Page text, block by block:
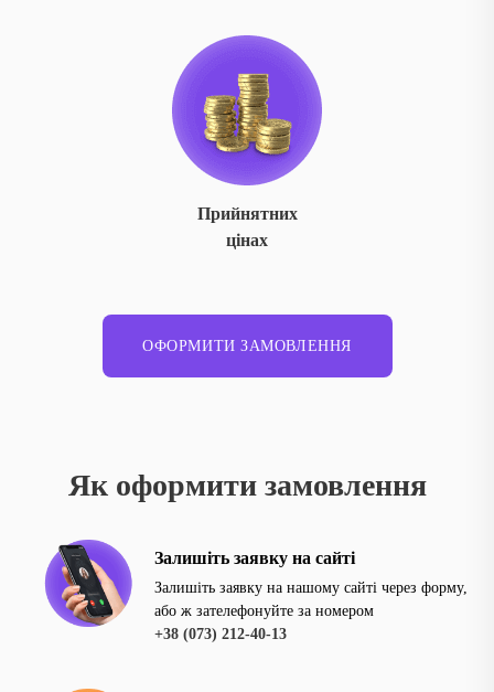
Прийнятних
цінах
ОФОРМИТИ ЗАМОВЛЕННЯ
Як оформити замовлення
Залишіть заявку на сайті
Залишіть заявку на нашому сайті через форму,
або ж зателефонуйте за номером
+38 (073) 212-40-13